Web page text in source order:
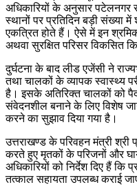
अधिकारियों के अनुसार पटेलनगर
स्थानों पर प्रतिदिन बड़ी संख्या
एकत्रित होते हैं। ऐसे में इन
अथवा सुरक्षित परिसर विकसित
दुर्घटना के बाद लीड एजेंसी ने
तथा चालकों के व्यापक स्वास्थ्य
है। इसके अतिरिक्त चालकों को
संवेदनशील बनाने के लिए विशेष
करने का सुझाव दिया गया है।
उत्तराखण्ड के परिवहन मंत्री श्री
करते हुए मृतकों के परिजनों और
अधिकारियों को निर्देश दिए हैं कि
तत्काल सहायता उपलब्ध कराई